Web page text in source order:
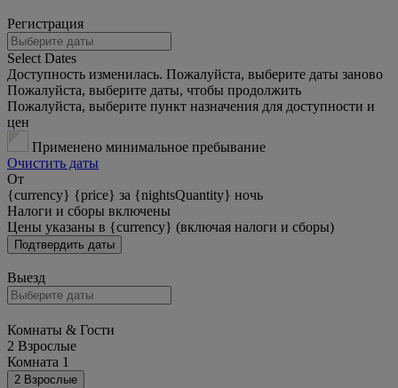
Регистрация
Select Dates
Доступность изменилась. Пожалуйста, выберите даты заново
Пожалуйста, выберите даты, чтобы продолжить
Пожалуйста, выберите пункт назначения для доступности и
цен
Применено минимальное пребывание
Очистить даты
От
{currency} {price} за {nightsQuantity} ночь
Налоги и сборы включены
Цены указаны в {currency} (включая налоги и сборы)
Подтвердить даты
Выезд
Комнаты & Гости
2 Взрослые
Комната 1
2 Взрослые